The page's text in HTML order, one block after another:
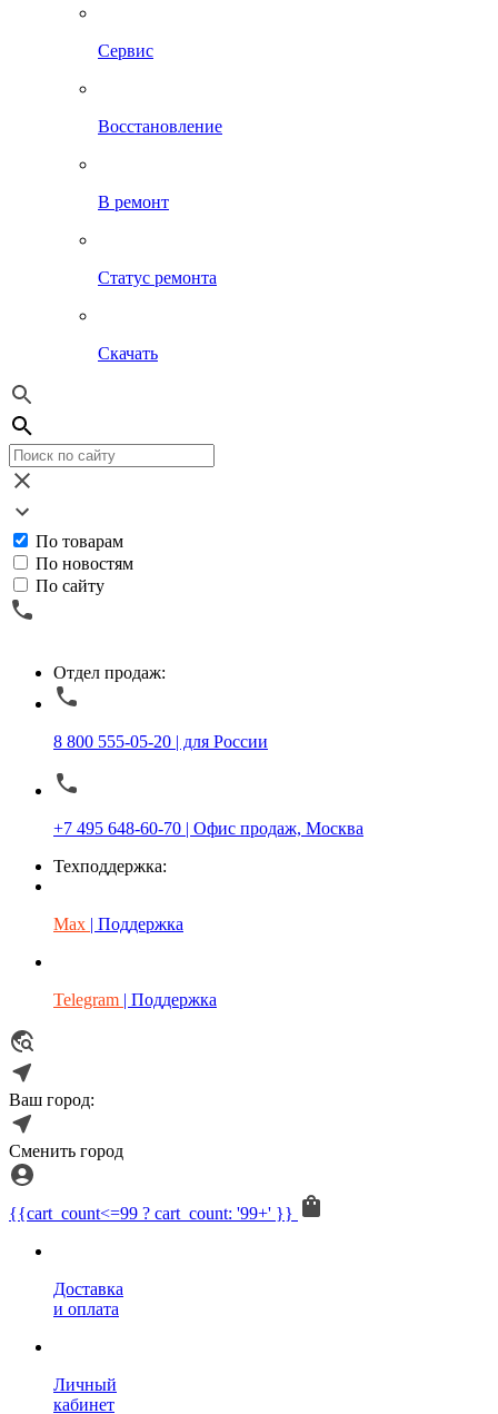
Сервис
Восстановление
В ремонт
Статус ремонта
Скачать
По товарам
По новостям
По сайту
Отдел продаж:
8 800 555-05-20 | для России
+7 495 648-60-70 | Офис продаж, Москва
Техподдержка:
Max | Поддержка
Telegram | Поддержка
Ваш город:
Сменить город
{{cart_count<=99 ? cart_count: '99+' }}
Доставка
и оплата
Личный
кабинет